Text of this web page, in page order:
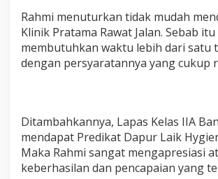
Rahmi menuturkan tidak mudah
Klinik Pratama Rawat Jalan. Sebab itu
membutuhkan waktu lebih dari satu
dengan persyaratannya yang cukup
Ditambahkannya, Lapas Kelas IIA
mendapat Predikat Dapur Laik
Maka Rahmi sangat mengapresiasi
keberhasilan dan pencapaian yang